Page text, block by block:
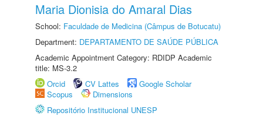
Maria Dionisia do Amaral Dias
School: Faculdade de Medicina (Câmpus de Botucatu)
Department: DEPARTAMENTO DE SAÚDE PÚBLICA
Academic Appointment Category: RDIDP Academic
title: MS-3.2
Orcid
CV Lattes
Google Scholar
Scopus
Dimensions
Repositório Institucional UNESP